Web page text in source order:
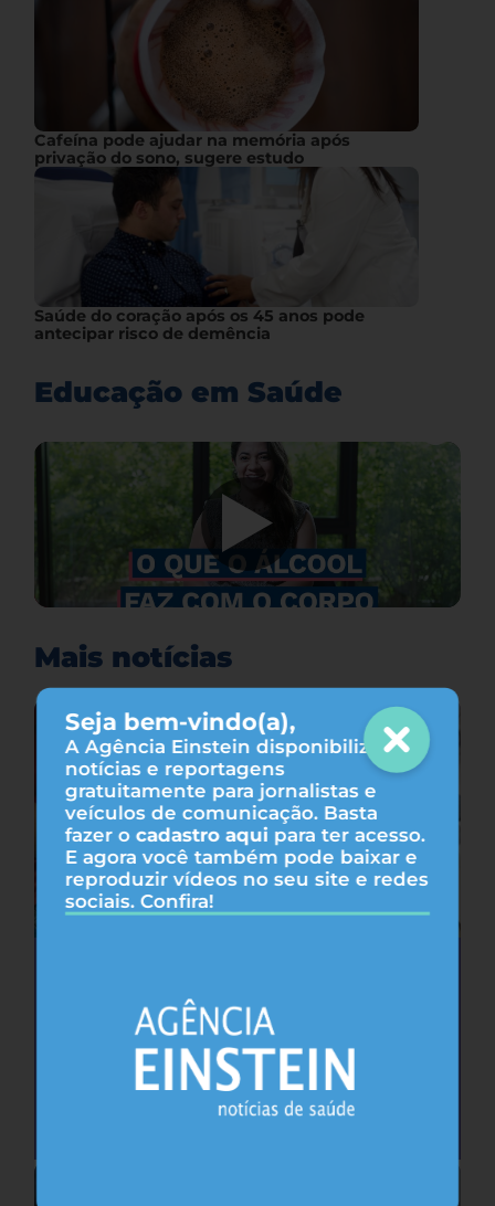
Seja bem-vindo(a),
A Agência Einstein disponibiliza
notícias e reportagens
gratuitamente para jornalistas e
veículos de comunicação. Basta
fazer o cadastro aqui para ter acesso.
E agora você também pode baixar e
reproduzir vídeos no seu site e redes
sociais. Confira!
Cafeína pode ajudar na memória após
privação do sono, sugere estudo
Saúde do coração após os 45 anos pode
antecipar risco de demência
Educação em Saúde
Mais notícias
ejaculação com meninos